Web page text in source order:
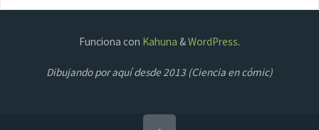
Funciona con Kahuna &WordPress.
Dibujando por aquí desde 2013 (Ciencia en cómic)